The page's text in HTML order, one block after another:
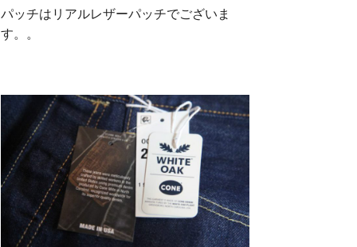
パッチはリアルレザーパッチでございま
す。。